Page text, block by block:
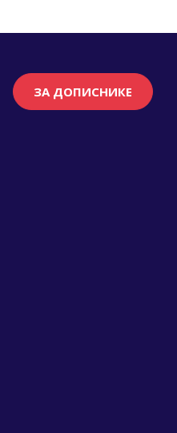
ЗА ДОПИСНИКЕ